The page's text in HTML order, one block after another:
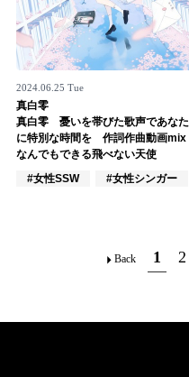
2024.06.25 Tue
真白零
真白零 憂いを帯びた歌声であなた
に特別な時間を 作詞作曲動画mix
なんでもできる飛べない天使
#女性SSW
#女性シンガー
Back 1 2